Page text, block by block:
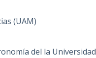
(UAM)
del la Universidad